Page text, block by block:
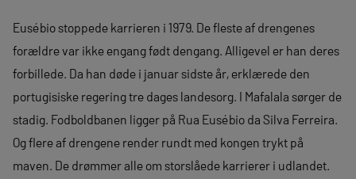
Eusébio stoppede karrieren i 1979. De fleste af drengenes
forældre var ikke engang født dengang. Alligevel er han deres
forbillede. Da han døde i januar sidste år, erklærede den
portugisiske regering tre dages landesorg. I Mafalala sørger de
stadig. Fodboldbanen ligger på Rua Eusébio da Silva Ferreira.
Og flere af drengene render rundt med kongen trykt på
maven. De drømmer alle om storslåede karrierer i udlandet.